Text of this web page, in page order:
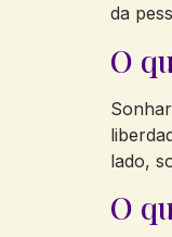
da
O
lado,
O